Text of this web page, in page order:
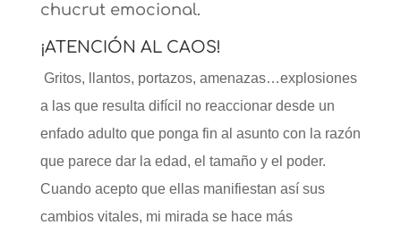
chucrut emocional.
¡ATENCIÓN AL CAOS!
Gritos, llantos, portazos, amenazas…explosiones
a las que resulta difícil no reaccionar desde un
enfado adulto que ponga fin al asunto con la razón
que parece dar la edad, el tamaño y el poder.
Cuando acepto que ellas manifiestan así sus
cambios vitales, mi mirada se hace más